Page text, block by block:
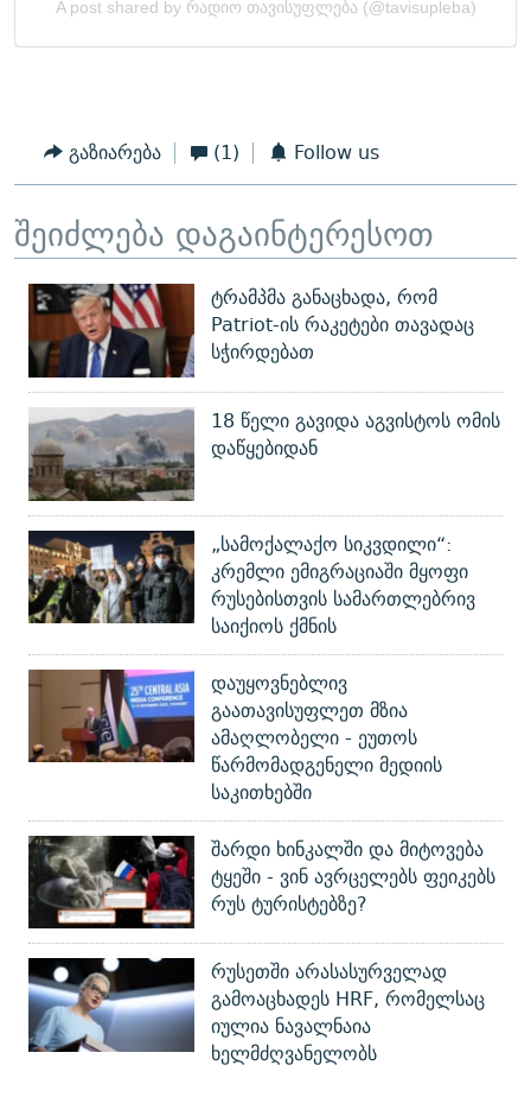
გაზიარება (1) Follow us
შეიძლება დაგაინტერესოთ
ტრამპმა განაცხადა, რომ
Patriot-ის რაკეტები თავადაც
სჭირდებათ
18 წელი გავიდა აგვისტოს ომის
დაწყებიდან
„სამოქალაქო სიკვდილი“:
კრემლი ემიგრაციაში მყოფი
რუსებისთვის სამართლებრივ
საიქიოს ქმნის
დაუყოვნებლივ
გაათავისუფლეთ მზია
ამაღლობელი - ეუთოს
წარმომადგენელი მედიის
საკითხებში
შარდი ხინკალში და მიტოვება
ტყეში - ვინ ავრცელებს ფეიკებს
რუს ტურისტებზე?
რუსეთში არასასურველად
გამოაცხადეს HRF, რომელსაც
იულია ნავალნაია
ხელმძღვანელობს